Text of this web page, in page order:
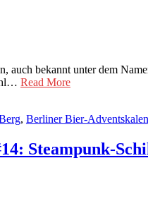
bekannt unter dem
Read More
, Berliner Bier-
Steampunk-